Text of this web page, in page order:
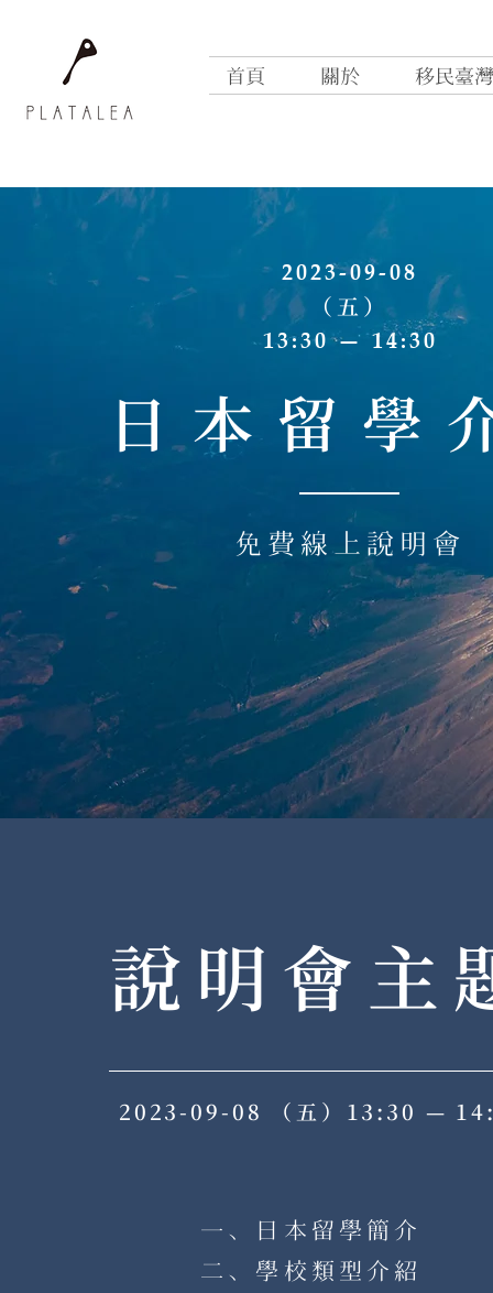
首頁 關於 移民臺灣
2023-09-08
（五）
13:30 — 14:30
日本留學
免費線上說明會
說明會主
2023-09-08 （五） 13:30 —
一、日本留學簡介
二、學校類型介紹